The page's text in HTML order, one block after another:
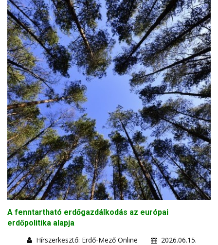
A fenntartható erdőgazdálkodás az európai
erdőpolitika alapja
Hírszerkesztő: Erdő-Mező Online
2026.06.15.